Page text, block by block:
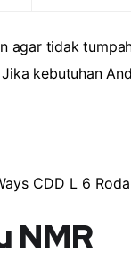
agar tidak
kebutuhan
CDD L 6 Roda
NMR